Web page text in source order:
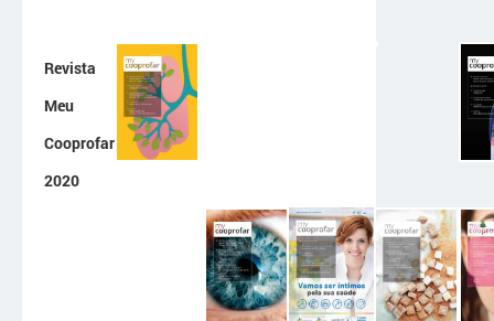
Revista
Meu
Cooprofar
2020